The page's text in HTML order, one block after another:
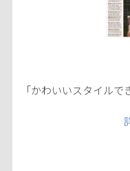
「かわいいスタイルで